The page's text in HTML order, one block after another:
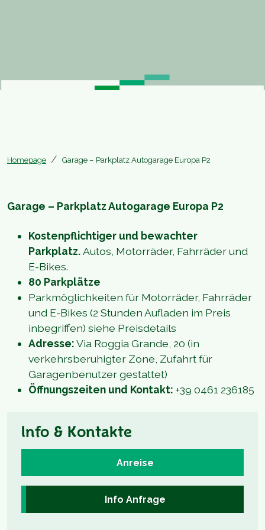
Homepage Garage – Parkplatz Autogarage Europa P2
Garage – Parkplatz Autogarage Europa P2
Kostenpflichtiger und bewachter
Parkplatz.Autos, Motorräder, Fahrräder und
E-Bikes.
80 Parkplätze
Parkmöglichkeiten für Motorräder, Fahrräder
und E-Bikes (2 Stunden Aufladen im Preis
inbegriffen) siehe Preisdetails
Adresse:Via Roggia Grande, 20 (in
verkehrsberuhigter Zone, Zufahrt für
Garagenbenutzer gestattet)
Öffnungszeiten und Kontakt: +39 0461 236185
Info & Kontakte
Anreise
Info Anfrage